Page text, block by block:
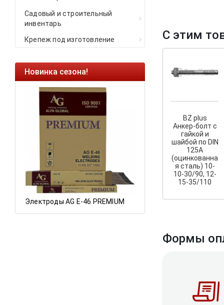
Садовый и строительный
инвентарь
Крепеж под изготовление
Новинка сезона!
Электроды AG E-46 PREMIUM
Ликвидация
Ликвидация
остатков по
С этим
BZ plus
Анкер-болт с
гайкой и
шайбой по DIN
125A
(оцинкованна
я сталь) 10-
10-30/90, 12-
15-35/110
Формы